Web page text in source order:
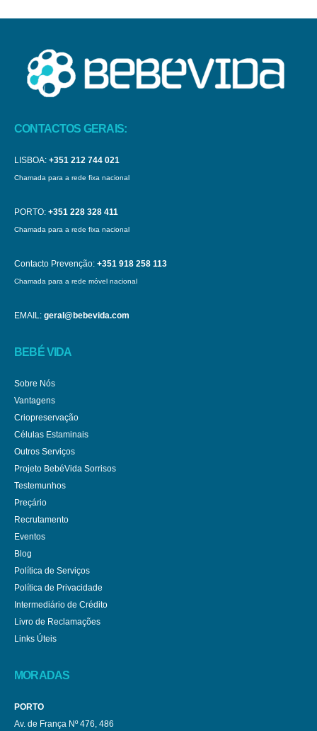
CONTACTOS GERAIS:
LISBOA: +351 212 744 021
Chamada para a rede fixa nacional
PORTO: +351 228 328 411
Chamada para a rede fixa nacional
Contacto Prevenção: +351 918 258 113
Chamada para a rede móvel nacional
EMAIL: geral@bebevida.com
BEBÉ VIDA
Sobre Nós
Vantagens
Criopreservação
Células Estaminais
Outros Serviços
Projeto BebéVida Sorrisos
Testemunhos
Preçário
Recrutamento
Eventos
Blog
Política de Serviços
Política de Privacidade
Intermediário de Crédito
Livro de Reclamações
Links Úteis
MORADAS
PORTO
Av. de França Nº 476, 486